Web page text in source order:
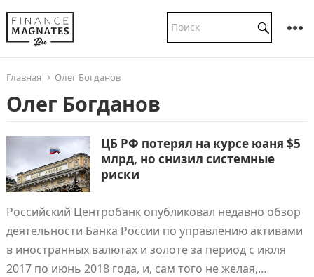
Главная Олег Богданов
Олег Богданов
ЦБ РФ потерял на курсе юаня $5
млрд, но снизил системные
риски
Российский Центробанк опубликовал недавно обзор
деятельности Банка России по управлению активами
в иностранных валютах и золоте за период с июля
2017 по июнь 2018 года, и, сам того не желая,…